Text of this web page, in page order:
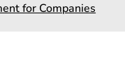
for Companies